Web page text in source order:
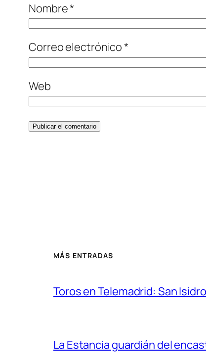
Nombre*
Correo electrónico*
Web
MÁS ENTRADAS
Toros en Telemadrid: San
La Estancia guardián del